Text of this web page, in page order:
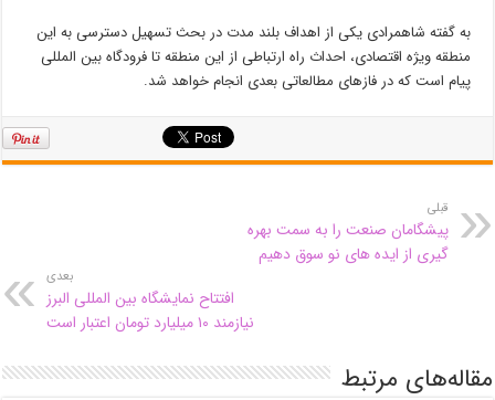
به گفته شاهمرادی یکی از اهداف بلند مدت در بحث تسهیل دسترسی به این
منطقه ویژه اقتصادی، احداث راه ارتباطی از این منطقه تا فرودگاه بین المللی
پیام است که در فازهای مطالعاتی بعدی انجام خواهد شد.
قبلی
پیشگامان صنعت را به سمت بهره
گیری از ایده های نو سوق دهیم
بعدی
افتتاح نمایشگاه بین المللی البرز
نیازمند ۱۰ میلیارد تومان اعتبار است
مقاله‌های مرتبط